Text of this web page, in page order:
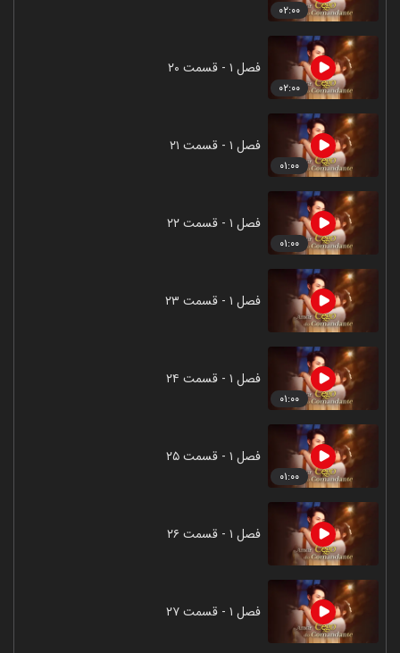
۰۲:۰۰
۰۲:۰۰
فصل ۱ - قسمت ۲۰
۰۱:۰۰
فصل ۱ - قسمت ۲۱
۰۱:۰۰
فصل ۱ - قسمت ۲۲
فصل ۱ - قسمت ۲۳
۰۱:۰۰
فصل ۱ - قسمت ۲۴
۰۱:۰۰
فصل ۱ - قسمت ۲۵
فصل ۱ - قسمت ۲۶
فصل ۱ - قسمت ۲۷